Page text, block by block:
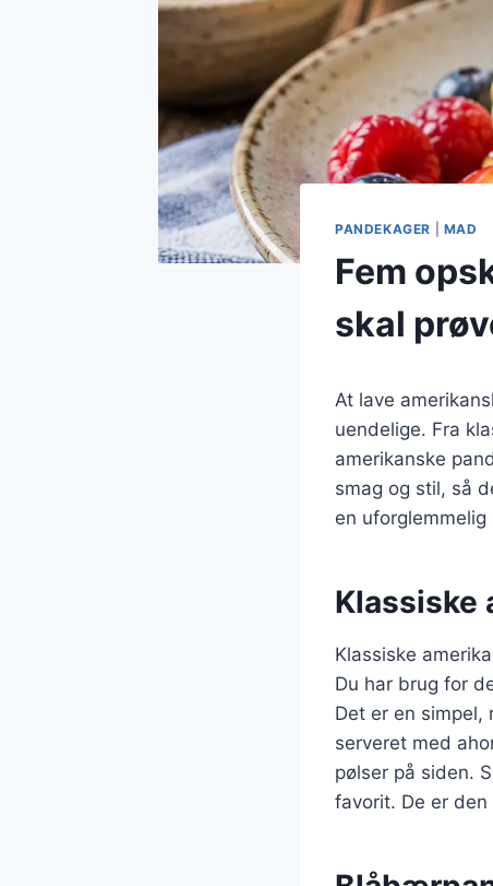
PANDEKAGER MAD
Fem
skal
At lave
uendelige. Fra
amerikanske
smag og stil, så
en uforglemmelig
Klassiske
Klassiske
Du har brug for
Det er en
serveret med
pølser på siden.
favorit. De er